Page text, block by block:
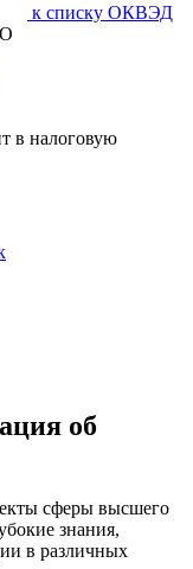
к списку ОКВЭД
в налоговую
об
сферы высшего
знания,
в различных